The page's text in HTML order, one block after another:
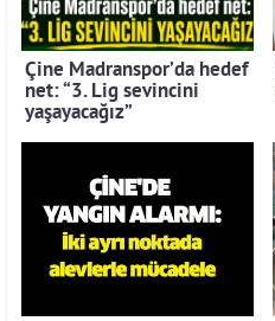
Çine Madranspor’da hedef
net: “3. Lig sevincini
yaşayacağız”